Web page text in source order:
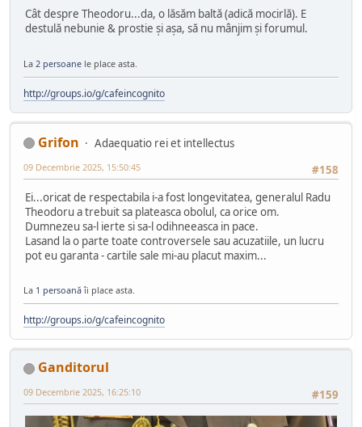
Cât despre Theodoru...da, o lăsăm baltă (adică mocirlă). E
destulă nebunie & prostie și așa, să nu mânjim și forumul.
La 2 persoane le place asta.
http://groups.io/g/cafeincognito
Grifon
Adaequatio rei et intellectus
#158
09 Decembrie 2025, 15:50:45
Ei...oricat de respectabila i-a fost longevitatea, generalul Radu
Theodoru a trebuit sa plateasca obolul, ca orice om.
Dumnezeu sa-l ierte si sa-l odihneeasca in pace.
Lasand la o parte toate controversele sau acuzatiile, un lucru
pot eu garanta - cartile sale mi-au placut maxim...
La 1 persoanăîi place asta.
http://groups.io/g/cafeincognito
Ganditorul
#159
09 Decembrie 2025, 16:25:10